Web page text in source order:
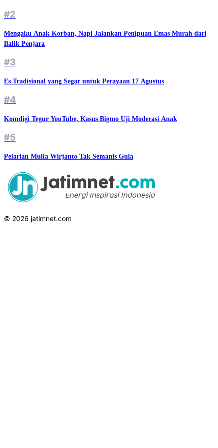
#2
Mengaku Anak Korban, Napi Jalankan Penipuan Emas Murah dari
Balik Penjara
#3
Es Tradisional yang Segar untuk Perayaan 17 Agustus
#4
Komdigi Tegur YouTube, Kasus Bigmo Uji Moderasi Anak
#5
Pelarian Mulia Wirjanto Tak Semanis Gula
© 2026 jatimnet.com